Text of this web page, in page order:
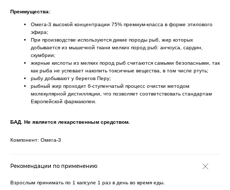
Преимущества:
Омега-3 высокой концентрации 75% премиум-класса в форме этилового
эфира;
При производстве используются дикие породы рыб, жир которых
добывается из мышечной ткани мелких пород рыб: анчоуса, сардин,
скумбрии;
жирные кислоты из мелких пород рыб считаются самыми безопасными, так
как рыба не успевает накопить токсичные вещества, в том числе ртуть;
рыбу добывают у берегов Перу;
рыбный жир проходит 6-ступенчатый процесс очистки методом
молекулярной дистилляции, что позволяет соответствовать стандартам
Европейской фармакопеи.
БАД. Не является лекарственным средством.
Компонент: Омега-3
Рекомендации по применению
Взрослым принимать по 1 капсуле 1 раз в день во время еды.